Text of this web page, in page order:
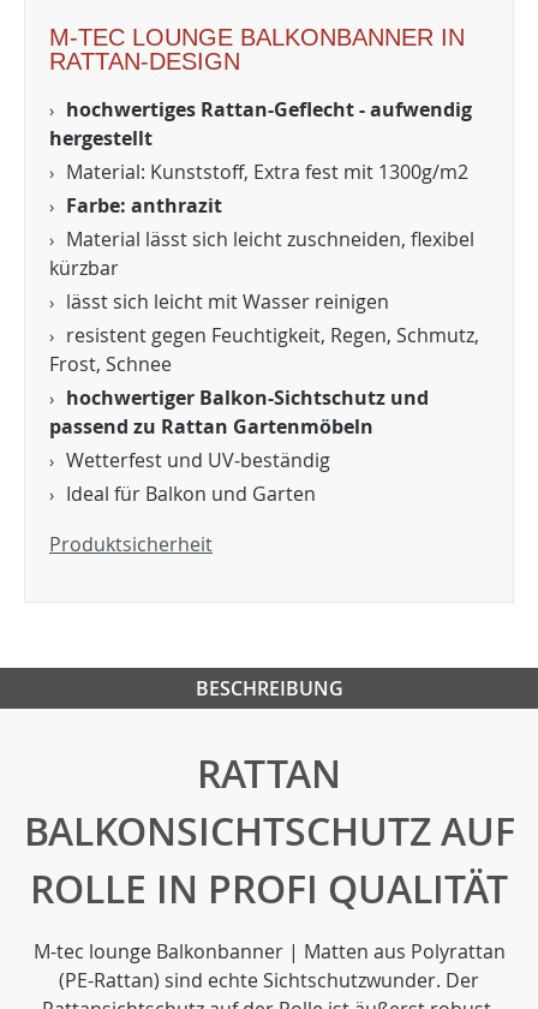
M-TEC LOUNGE BALKONBANNER IN
RATTAN-DESIGN
hochwertiges Rattan-Geflecht - aufwendig
hergestellt
Material: Kunststoff, Extra fest mit 1300g/m2
Farbe: anthrazit
Material lässt sich leicht zuschneiden, flexibel
kürzbar
lässt sich leicht mit Wasser reinigen
resistent gegen Feuchtigkeit, Regen, Schmutz,
Frost, Schnee
hochwertiger Balkon-Sichtschutz und
passend zu Rattan Gartenmöbeln
Wetterfest und UV-beständig
Ideal für Balkon und Garten
Produktsicherheit
BESCHREIBUNG
RATTAN
BALKONSICHTSCHUTZ AUF
ROLLE IN PROFI QUALITÄT
M-tec lounge Balkonbanner | Matten aus Polyrattan
(PE-Rattan) sind echte Sichtschutzwunder. Der